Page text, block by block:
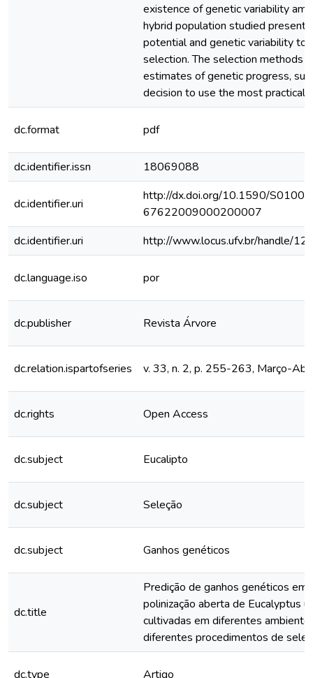
existence of genetic variability
hybrid population studied
potential and genetic variability to
selection. The selection methods
estimates of genetic progress,
decision to use the most practical
dc.format pdf
dc.identifier.issn 18069088
dc.identifier.uri
http://dx.doi.org/10.1590/S0100-
67622009000200007
dc.identifier.uri
http://www.locus.ufv.br/handle/
dc.language.iso por
dc.publisher Revista Árvore
dc.relation.ispartofseries v. 33, n. 2, p. 255-263, Março-
dc.rights Open Access
dc.subject Eucalipto
dc.subject Seleção
dc.subject Ganhos genéticos
dc.title
Predição de ganhos genéticos em
polinização aberta de Eucalyptus
cultivadas em diferentes
diferentes procedimentos de
dc.type Artigo